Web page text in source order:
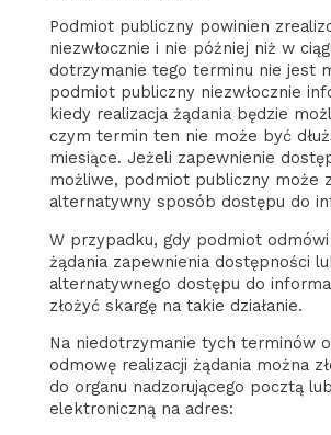
Podmiot publiczny powinien
niezwłocznie i nie później niż w
dotrzymanie tego terminu nie jest
podmiot publiczny niezwłocznie
kiedy realizacja żądania będzie
czym termin ten nie może być
miesiące. Jeżeli zapewnienie
możliwe, podmiot publiczny może
alternatywny sposób dostępu do
W przypadku, gdy podmiot odmówi
żądania zapewnienia dostępności
alternatywnego dostępu do
złożyć skargę na takie działanie.
Na niedotrzymanie tych terminów
odmowę realizacji żądania można
do organu nadzorującego pocztą
elektroniczną na adres: